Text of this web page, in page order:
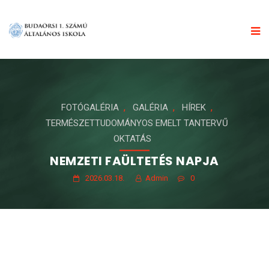
FOTÓGALÉRIA , GALÉRIA , HÍREK ,
TERMÉSZETTUDOMÁNYOS EMELT TANTERVŰ
OKTATÁS
NEMZETI FAÜLTETÉS NAPJA
2026.03.18. Admin 0